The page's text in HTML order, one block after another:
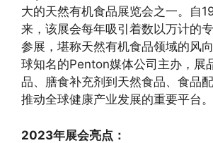
大的天然有机食品展览会之一。自
来，该展会每年吸引着数以万计的
参展，堪称天然有机食品领域的风
球知名的Penton媒体公司主办，展
品、膳食补充剂到天然食品、食品
推动全球健康产业发展的重要平台。
2023年展会亮点：